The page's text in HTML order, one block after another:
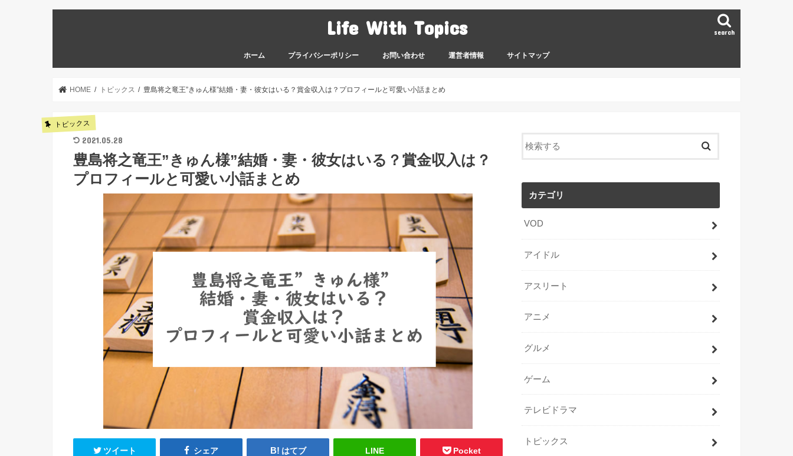
Life With Topics search
ホーム プライバシーポリシー お問い合わせ 運営者情報 サイトマップ
HOME トピックス 豊島将之竜王”きゅん様”結婚・妻・彼女はいる？賞金収入は？プロフィールと可愛い小話まとめ
トピックス
2021.05.28
豊島将之竜王”きゅん様”結婚・妻・彼女はいる？賞金収入は？
プロフィールと可愛い小話まとめ
ツイート シェア はてブ LINE Pocket
カテゴリ
VOD
アイドル
アスリート
アニメ
グルメ
ゲーム
テレビドラマ
トピックス